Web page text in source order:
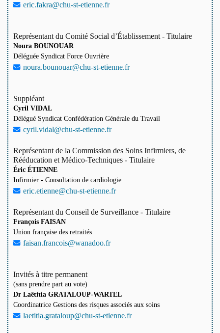
eric.fakra@chu-st-etienne.fr
Représentant du Comité Social d’Établissement - Titulaire
Noura BOUNOUAR
Déléguée Syndicat Force Ouvrière
noura.bounouar@chu-st-etienne.fr
Suppléant
Cyril VIDAL
Délégué Syndicat Confédération Générale du Travail
cyril.vidal@chu-st-etienne.fr
Représentant de la Commission des Soins Infirmiers, de
Rééducation et Médico-Techniques - Titulaire
Éric ÉTIENNE
Infirmier - Consultation de cardiologie
eric.etienne@chu-st-etienne.fr
Représentant du Conseil de Surveillance - Titulaire
François FAISAN
Union française des retraités
faisan.francois@wanadoo.fr
Invités à titre permanent
(sans prendre part au vote)
Dr Laëtitia GRATALOUP-WARTEL
Coordinatrice Gestions des risques associés aux soins
laetitia.grataloup@chu-st-etienne.fr